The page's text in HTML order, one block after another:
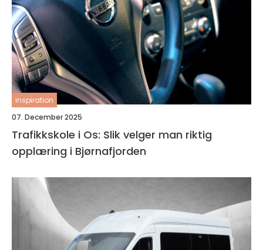
inspiration
07. December 2025
Trafikkskole i Os: Slik velger man riktig
opplæring i Bjørnafjorden